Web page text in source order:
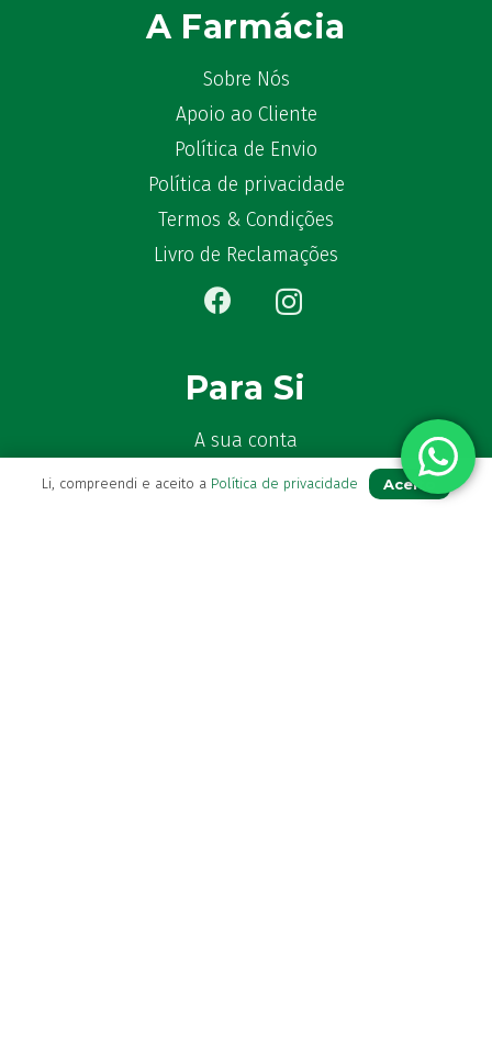
A Farmácia
Sobre Nós
Apoio ao Cliente
Política de Envio
Política de privacidade
Termos & Condições
Livro de Reclamações
Para Si
A sua conta
Avie a sua receita
Li, compreendi e aceito a Política de privacidade Aceito